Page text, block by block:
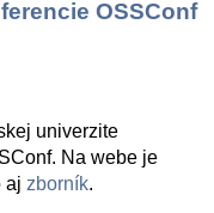
OSSConf
univerzite
Na webe je
aj zborník.